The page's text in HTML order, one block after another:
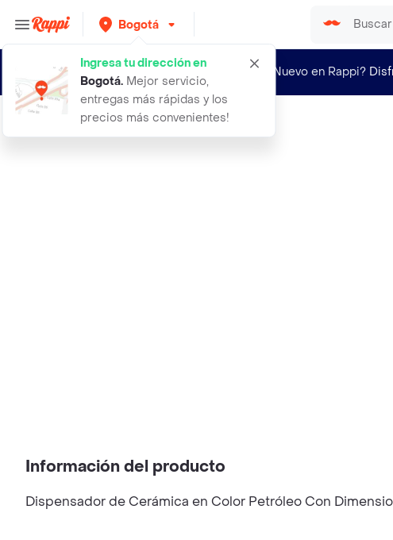
Bogotá
Ingresa tu dirección en
Bogotá. Mejor servicio,
entregas más rápidas y los
precios más convenientes!
¿Nuevo en Rappi?
5 five simply smart dispensador jab
Información del producto
Dispensador de Cerámica en Color Petróleo Con